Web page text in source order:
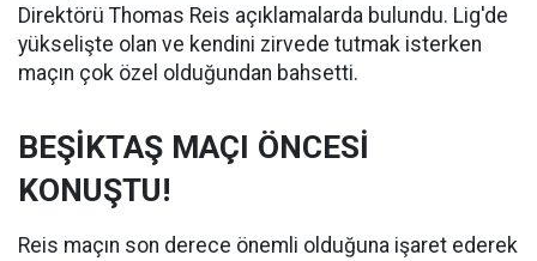
Direktörü Thomas Reis açıklamalarda bulundu. Lig'de
yükselişte olan ve kendini zirvede tutmak isterken
maçın çok özel olduğundan bahsetti.
BEŞİKTAŞ MAÇI ÖNCESİ
KONUŞTU!
Reis maçın son derece önemli olduğuna işaret ederek